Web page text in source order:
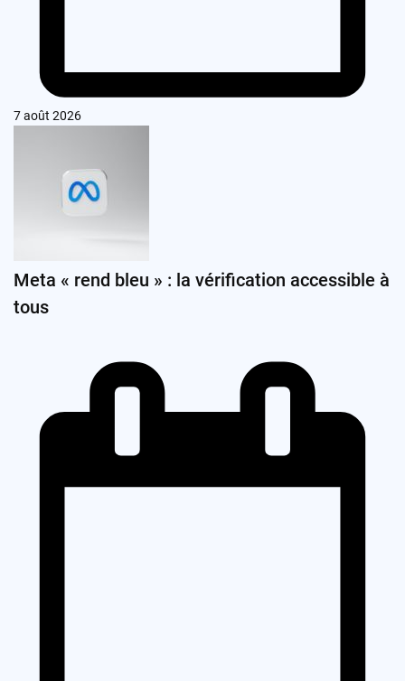
7 août 2026
Meta « rend bleu » : la vérification accessible à
tous